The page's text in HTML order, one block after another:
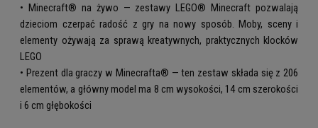
• Minecraft® na żywo — zestawy LEGO® Minecraft pozwalają
dzieciom czerpać radość z gry na nowy sposób. Moby, sceny i
elementy ożywają za sprawą kreatywnych, praktycznych klocków
LEGO
• Prezent dla graczy w Minecrafta® — ten zestaw składa się z 206
elementów, a główny model ma 8 cm wysokości, 14 cm szerokości
i 6 cm głębokości